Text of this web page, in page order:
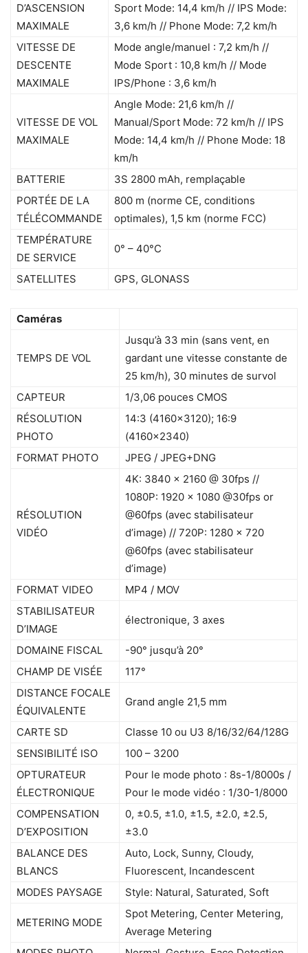
D’ASCENSION
MAXIMALE
Sport Mode: 14,4 km/h // IPS Mode:
3,6 km/h // Phone Mode: 7,2 km/h
VITESSE DE
DESCENTE
MAXIMALE
Mode angle/manuel : 7,2 km/h //
Mode Sport : 10,8 km/h // Mode
IPS/Phone : 3,6 km/h
VITESSE DE VOL
MAXIMALE
Angle Mode: 21,6 km/h //
Manual/Sport Mode: 72 km/h // IPS
Mode: 14,4 km/h // Phone Mode: 18
km/h
BATTERIE
3S 2800 mAh, remplaçable
PORTÉE DE LA
TÉLÉCOMMANDE
800 m (norme CE, conditions
optimales), 1,5 km (norme FCC)
TEMPÉRATURE
DE SERVICE
0° – 40°C
SATELLITES GPS, GLONASS
Caméras
TEMPS DE VOL
Jusqu’à 33 min (sans vent, en
gardant une vitesse constante de
25 km/h), 30 minutes de survol
CAPTEUR
1/3,06 pouces CMOS
RÉSOLUTION
PHOTO
14:3 (4160×3120); 16:9
(4160×2340)
FORMAT PHOTO
JPEG / JPEG+DNG
RÉSOLUTION
VIDÉO
4K: 3840 x 2160 @ 30fps //
1080P: 1920 x 1080 @30fps or
@60fps (avec stabilisateur
d’image) // 720P: 1280 x 720
@60fps (avec stabilisateur
d’image)
FORMAT VIDEO
MP4 / MOV
STABILISATEUR
D’IMAGE
électronique, 3 axes
DOMAINE FISCAL
-90° jusqu’à 20°
CHAMP DE VISÉE
117°
DISTANCE FOCALE
ÉQUIVALENTE
Grand angle 21,5 mm
CARTE SD
Classe 10 ou U3 8/16/32/64/128G
SENSIBILITÉ ISO
100 – 3200
OPTURATEUR
ÉLECTRONIQUE
Pour le mode photo : 8s-1/8000s /
Pour le mode vidéo : 1/30-1/8000
COMPENSATION
D’EXPOSITION
0, ±0.5, ±1.0, ±1.5, ±2.0, ±2.5,
±3.0
BALANCE DES
BLANCS
Auto, Lock, Sunny, Cloudy,
Fluorescent, Incandescent
MODES PAYSAGE
Style: Natural, Saturated, Soft
METERING MODE
Spot Metering, Center Metering,
Average Metering